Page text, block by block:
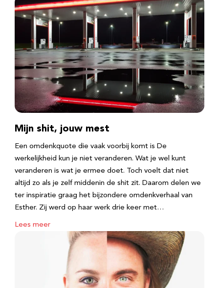
Mijn shit, jouw mest
Een omdenkquote die vaak voorbij komt is De
werkelijkheid kun je niet veranderen. Wat je wel kunt
veranderen is wat je ermee doet. Toch voelt dat niet
altijd zo als je zelf middenin de shit zit. Daarom delen we
ter inspiratie graag het bijzondere omdenkverhaal van
Esther. Zij werd op haar werk drie keer met…
Lees meer